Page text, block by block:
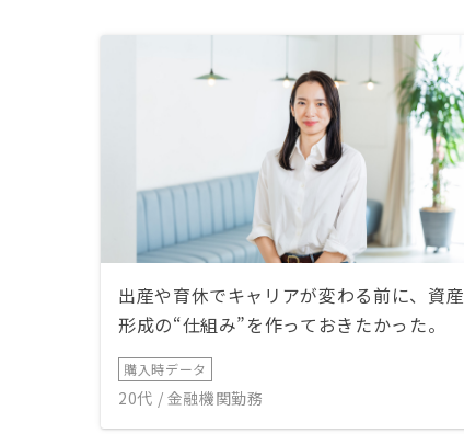
出産や育休でキャリアが変わる前に、資産
形成の“仕組み”を作っておきたかった。
購入時データ
20代 / 金融機関勤務